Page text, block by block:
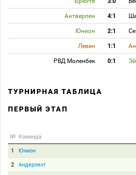
Антверпен 4:1
Юнион 2:1
Левен 1:1
РВД Моленбек 0:1
ТУРНИРНАЯ ТАБЛИЦА
ПЕРВЫЙ ЭТАП
№ Команда
1 Юнион
2 Андерлехт